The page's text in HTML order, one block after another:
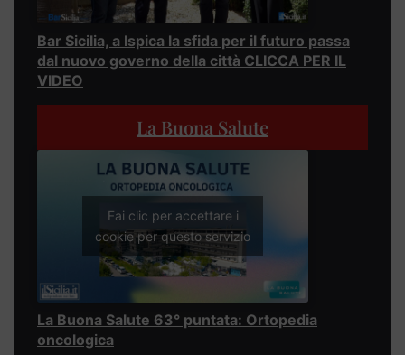
Bar Sicilia, a Ispica la sfida per il futuro passa
dal nuovo governo della città CLICCA PER IL
VIDEO
La Buona Salute
Fai clic per accettare i
cookie per questo servizio
La Buona Salute 63° puntata: Ortopedia
oncologica